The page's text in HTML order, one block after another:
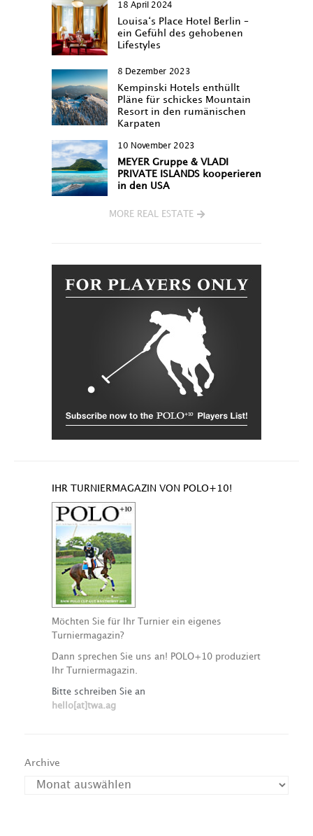
18 April 2024
Louisa‘s Place Hotel Berlin –
ein Gefühl des gehobenen
Lifestyles
8 Dezember 2023
Kempinski Hotels enthüllt
Pläne für schickes Mountain
Resort in den rumänischen
Karpaten
10 November 2023
MEYER Gruppe & VLADI
PRIVATE ISLANDS kooperieren
in den USA
MORE REAL ESTATE
IHR TURNIERMAGAZIN VON POLO+10!
Möchten Sie für Ihr Turnier ein eigenes
Turniermagazin?
Dann sprechen Sie uns an! POLO+10 produziert
Ihr Turniermagazin.
Bitte schreiben Sie an
hello[at]twa.ag
Archive